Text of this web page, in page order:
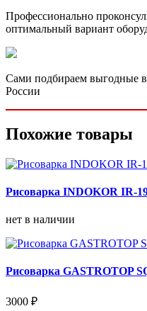
Профессионально
оптимальный вариант
Сами подбираем выгодные
России
Похожие товары
Рисоварка INDOKOR IR-
нет в наличии
Рисоварка GASTROTOP
3000 ₽